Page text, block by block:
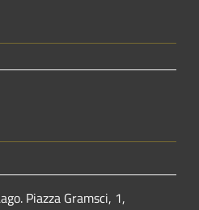
Piazza Gramsci, 1,